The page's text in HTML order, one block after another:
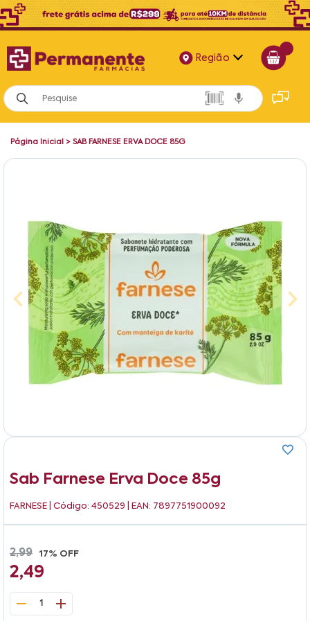
Região
Alagoas
Bahia
Página Inicial > SAB FARNESE ERVA DOCE 85G
Sab Farnese Erva Doce 85g
FARNESE | Código: 450529 | EAN: 7897751900092
2,99 17% OFF
2,49
1